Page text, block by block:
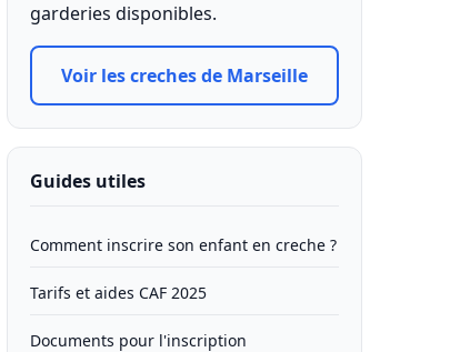
garderies disponibles.
Voir les creches de Marseille
Guides utiles
Comment inscrire son enfant en creche ?
Tarifs et aides CAF 2025
Documents pour l'inscription